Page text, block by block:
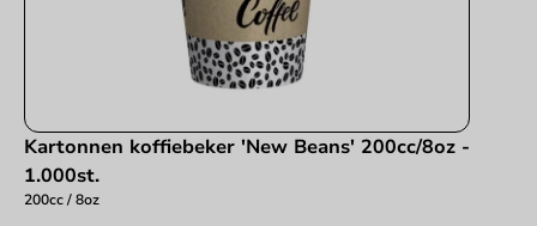
Kartonnen koffiebeker 'New Beans' 200cc/8oz -
1.000st.
200cc / 8oz